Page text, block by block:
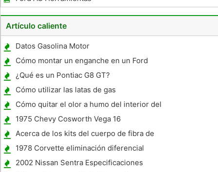
Artículo caliente
Datos Gasolina Motor
Cómo montar un enganche en un Ford
Escape
¿Qué es un Pontiac G8 GT?
Cómo utilizar las latas de gas
Cómo quitar el olor a humo del interior del
coche
1975 Chevy Cosworth Vega 16
Especificaciones de la válvula
Acerca de los kits del cuerpo de fibra de
vidrio
1978 Corvette eliminación diferencial
2002 Nissan Sentra Especificaciones